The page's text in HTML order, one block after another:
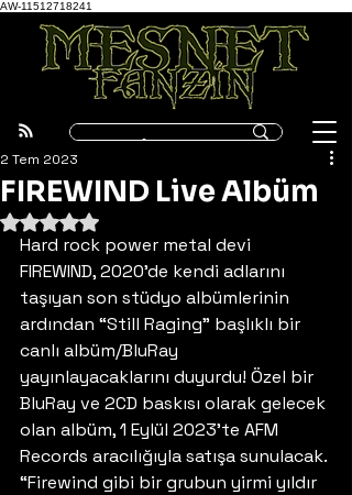
AW-11512718241
FIREWIND Live Albüm
2 Tem 2023
5 üzerinden NaN yıldız
Hard rock power metal devi
FIREWIND, 2020’de kendi adlarını
taşıyan son stüdyo albümlerinin
ardından “Still Raging” başlıklı bir
canlı albüm/BluRay
yayınlayacaklarını duyurdu! Özel bir
BluRay ve 2CD baskısı olarak gelecek
olan albüm, 1 Eylül 2023’te AFM
Records aracılığıyla satışa sunulacak.
“Firewind gibi bir grubun yirmi yıldır